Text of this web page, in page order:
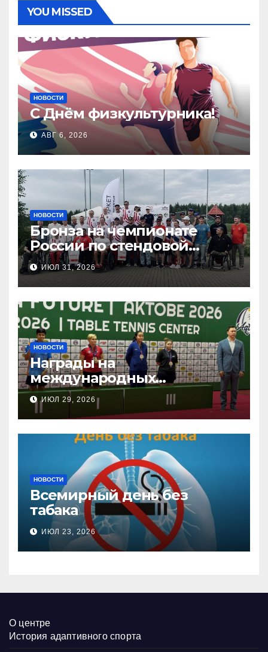
YOU MISSED
НОВОСТИ
С Днём физкультурника!
АВГ 6, 2026
НОВОСТИ
Бронза на чемпионате
России по стендовой
стрельбе
ИЮЛ 31, 2026
НОВОСТИ
Награды на
международных
соревнованиях
настольного тенниса ПОДА
ИЮЛ 29, 2026
НОВОСТИ
Всемирный день без
табака
ИЮЛ 23, 2026
О центре
История адаптивного спорта